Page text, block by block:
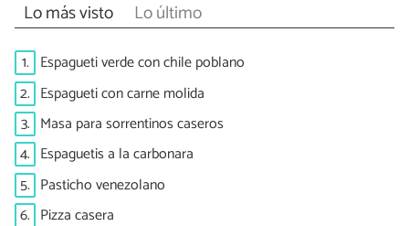
Lo más visto Lo último
1. Espagueti verde con chile poblano
2. Espagueti con carne molida
3. Masa para sorrentinos caseros
4. Espaguetis a la carbonara
5. Pasticho venezolano
6. Pizza casera